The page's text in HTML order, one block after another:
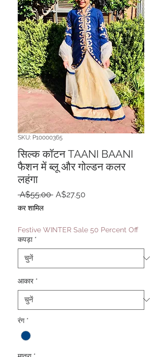
SKU: P10000365
सिल्क कॉटन TAANI BAANI
फैशन में ब्लू और गोल्डन कलर
लहंगा
A$55.00 नियमित
A$27.50
कर शामिल
Festive WINTER Sale 50 Percent Off
कपड़ा *
आकार *
रंग *